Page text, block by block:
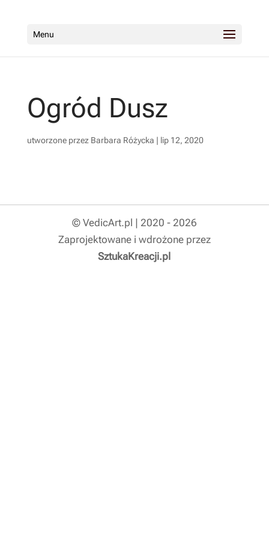
Menu
Ogród Dusz
utworzone przez Barbara Różycka | lip 12, 2020
© VedicArt.pl | 2020 - 2026
Zaprojektowane i wdrożone przez
SztukaKreacji.pl